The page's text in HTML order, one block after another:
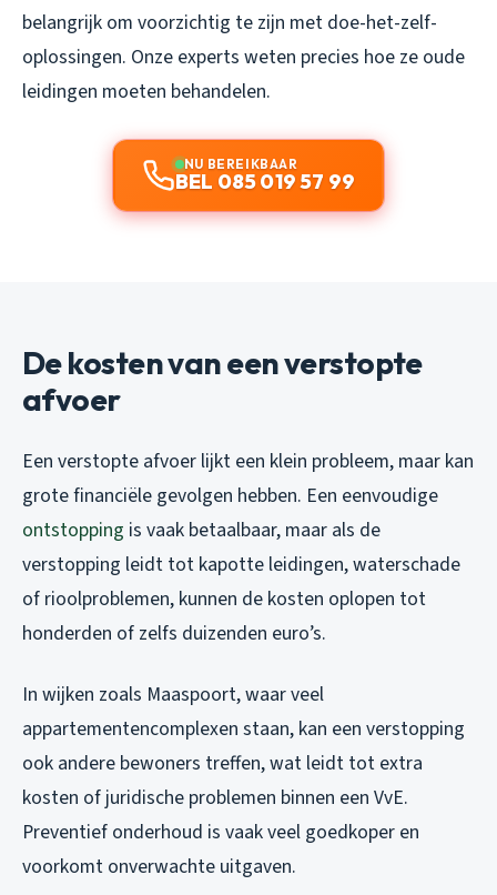
belangrijk om voorzichtig te zijn met doe-het-zelf-
oplossingen. Onze experts weten precies hoe ze oude
leidingen moeten behandelen.
NU BEREIKBAAR
BEL 085 019 57 99
De kosten van een verstopte
afvoer
Een verstopte afvoer lijkt een klein probleem, maar kan
grote financiële gevolgen hebben. Een eenvoudige
ontstopping is vaak betaalbaar, maar als de
verstopping leidt tot kapotte leidingen, waterschade
of rioolproblemen, kunnen de kosten oplopen tot
honderden of zelfs duizenden euro’s.
In wijken zoals Maaspoort, waar veel
appartementencomplexen staan, kan een verstopping
ook andere bewoners treffen, wat leidt tot extra
kosten of juridische problemen binnen een VvE.
Preventief onderhoud is vaak veel goedkoper en
voorkomt onverwachte uitgaven.